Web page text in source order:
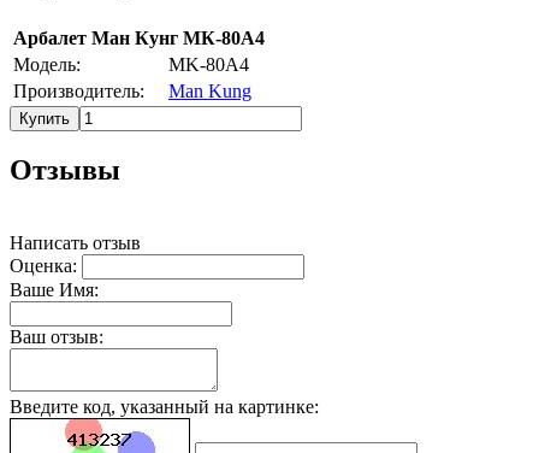
Арбалет Ман Кунг МК-80А4
Модель:
MK-80A4
Производитель:
Man Kung
Купить
Отзывы
Написать отзыв
Оценка:
Ваше Имя:
Ваш отзыв:
Введите код, указанный на картинке: